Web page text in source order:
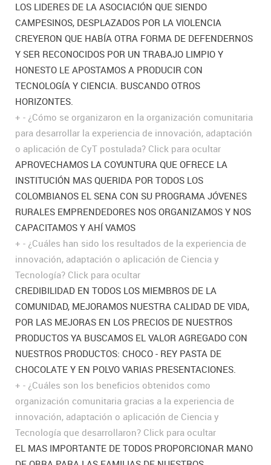
LOS LIDERES DE LA ASOCIACIÓN QUE SIENDO
CAMPESINOS, DESPLAZADOS POR LA VIOLENCIA
CREYERON QUE HABÍA OTRA FORMA DE DEFENDERNOS
Y SER RECONOCIDOS POR UN TRABAJO LIMPIO Y
HONESTO LE APOSTAMOS A PRODUCIR CON
TECNOLOGÍA Y CIENCIA. BUSCANDO OTROS
HORIZONTES.
+ - ¿Cómo se organizaron en la organización comunitaria
para desarrollar la experiencia de innovación, adaptación
o aplicación de CyT postulada? Click para ocultar
APROVECHAMOS LA COYUNTURA QUE OFRECE LA
INSTITUCIÓN MAS QUERIDA POR TODOS LOS
COLOMBIANOS EL SENA CON SU PROGRAMA JÓVENES
RURALES EMPRENDEDORES NOS ORGANIZAMOS Y NOS
CAPACITAMOS Y AHÍ VAMOS
+ - ¿Cuáles han sido los resultados de la experiencia de
innovación, adaptación o aplicación de Ciencia y
Tecnología? Click para ocultar
CREDIBILIDAD EN TODOS LOS MIEMBROS DE LA
COMUNIDAD, MEJORAMOS NUESTRA CALIDAD DE VIDA,
POR LAS MEJORAS EN LOS PRECIOS DE NUESTROS
PRODUCTOS YA BUSCAMOS EL VALOR AGREGADO CON
NUESTROS PRODUCTOS: CHOCO - REY PASTA DE
CHOCOLATE Y EN POLVO VARIAS PRESENTACIONES.
+ - ¿Cuáles son los beneficios obtenidos como
organización comunitaria gracias a la experiencia de
innovación, adaptación o aplicación de Ciencia y
Tecnología que desarrollaron? Click para ocultar
EL MAS IMPORTANTE DE TODOS PROPORCIONAR MANO